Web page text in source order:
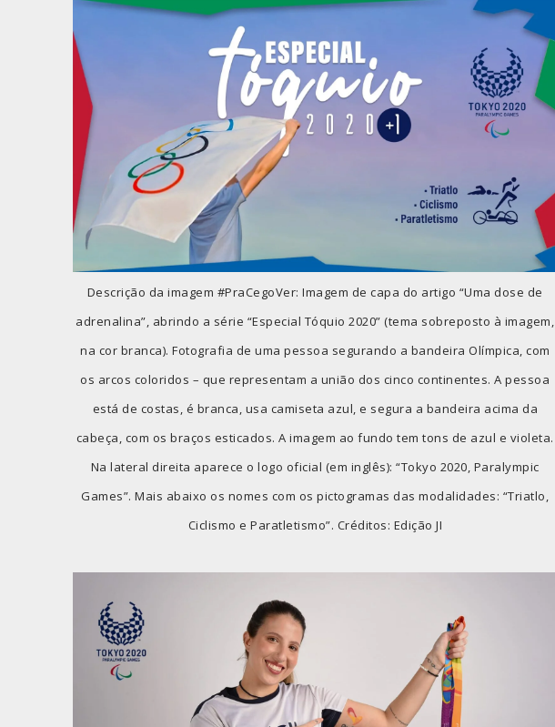
Descrição da imagem #PraCegoVer: Imagem de capa do artigo “Uma dose de
adrenalina”, abrindo a série “Especial Tóquio 2020” (tema sobreposto à imagem,
na cor branca). Fotografia de uma pessoa segurando a bandeira Olímpica, com
os arcos coloridos – que representam a união dos cinco continentes. A pessoa
está de costas, é branca, usa camiseta azul, e segura a bandeira acima da
cabeça, com os braços esticados. A imagem ao fundo tem tons de azul e violeta.
Na lateral direita aparece o logo oficial (em inglês): “Tokyo 2020, Paralympic
Games”. Mais abaixo os nomes com os pictogramas das modalidades: “Triatlo,
Ciclismo e Paratletismo”. Créditos: Edição JI